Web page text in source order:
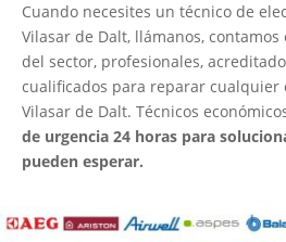
Cuando necesites un técnico de
Vilasar de Dalt, llámanos,
del sector, profesionales,
cualificados para reparar cualquier
Vilasar de Dalt. Técnicos
de urgencia 24 horas para
pueden esperar.